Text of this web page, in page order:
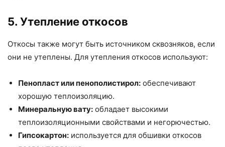
5. Утепление откосов
Откосы также могут быть источником сквозняков, если
они не утеплены. Для утепления откосов используют:
Пенопласт или пенополистирол: обеспечивают
хорошую теплоизоляцию.
Минеральную вату: обладает высокими
теплоизоляционными свойствами и негорючестью.
Гипсокартон: используется для обшивки откосов